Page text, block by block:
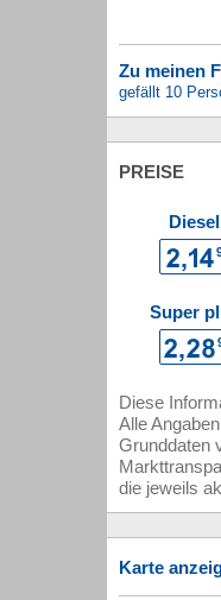
Zu meinen
gefällt 10
PREISE
Diesel
Super
Diese
Alle
Grunddaten
die jeweils
Karte